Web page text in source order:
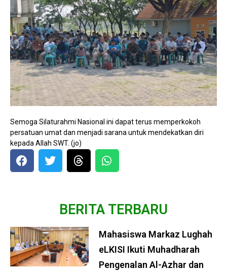
Semoga Silaturahmi Nasional ini dapat terus memperkokoh
persatuan umat dan menjadi sarana untuk mendekatkan diri
kepada Allah SWT. (jo)
BERITA TERBARU
Mahasiswa Markaz Lughah
eLKISI Ikuti Muhadharah
Pengenalan Al-Azhar dan